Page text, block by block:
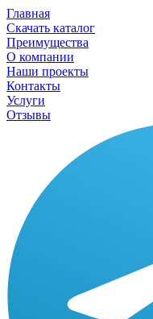
Главная
Скачать каталог
Преимущества
О компании
Наши проекты
Контакты
Услуги
Отзывы